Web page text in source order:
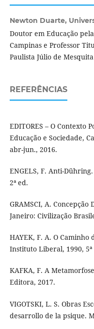
Newton Duarte,
Doutor em Educação
Campinas e Professor
Paulista Júlio de
REFERÊNCIAS
EDITORES – O Contexto
Educação e Sociedade,
abr-jun., 2016.
ENGELS, F. Anti-
2ª ed.
GRAMSCI, A.
Janeiro: Civilização
HAYEK, F. A. O Caminho
Instituto Liberal, 1990, 5ª
KAFKA, F. A
Editora, 2017.
VIGOTSKI, L. S. Obras
desarrollo de la psique.